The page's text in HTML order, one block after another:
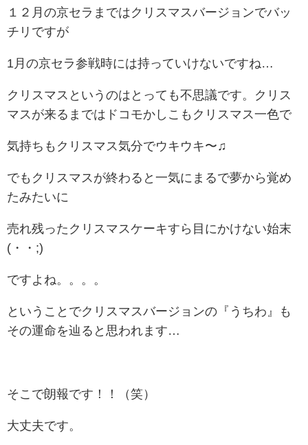
１２月の京セラまではクリスマスバージョンでバッ
チリですが
1月の京セラ参戦時には持っていけないですね…
クリスマスというのはとっても不思議です。クリス
マスが来るまではドコモかしこもクリスマス一色で
気持ちもクリスマス気分でウキウキ〜♫
でもクリスマスが終わると一気にまるで夢から覚め
たみたいに
売れ残ったクリスマスケーキすら目にかけない始末
(・・;)
ですよね。。。。
ということでクリスマスバージョンの『うちわ』も
その運命を辿ると思われます…
そこで朗報です！！（笑）
大丈夫です。